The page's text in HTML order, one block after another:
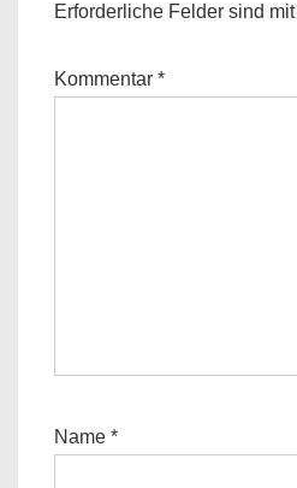
Erforderliche Felder sind mit
Kommentar *
Name *